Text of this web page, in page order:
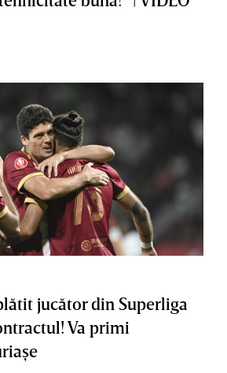
jucător din Superliga
Va primi